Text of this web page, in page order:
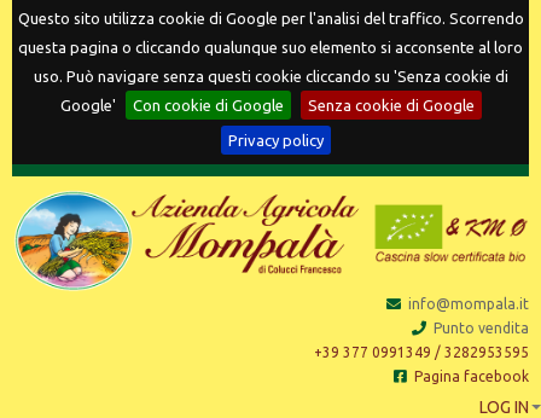
Questo sito utilizza cookie di Google per l'analisi del traffico. Scorrendo
questa pagina o cliccando qualunque suo elemento si acconsente al loro
uso. Può navigare senza questi cookie cliccando su 'Senza cookie di
Google'
Con cookie di Google Senza cookie di Google
Privacy policy
info@mompala.it
Punto vendita
+39 377 0991349 / 3282953595
Pagina facebook
LOG IN